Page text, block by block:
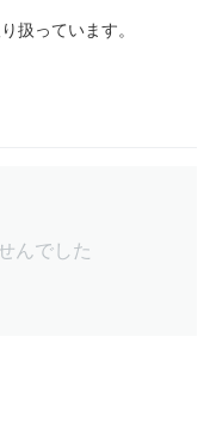
扱っています。
んでした